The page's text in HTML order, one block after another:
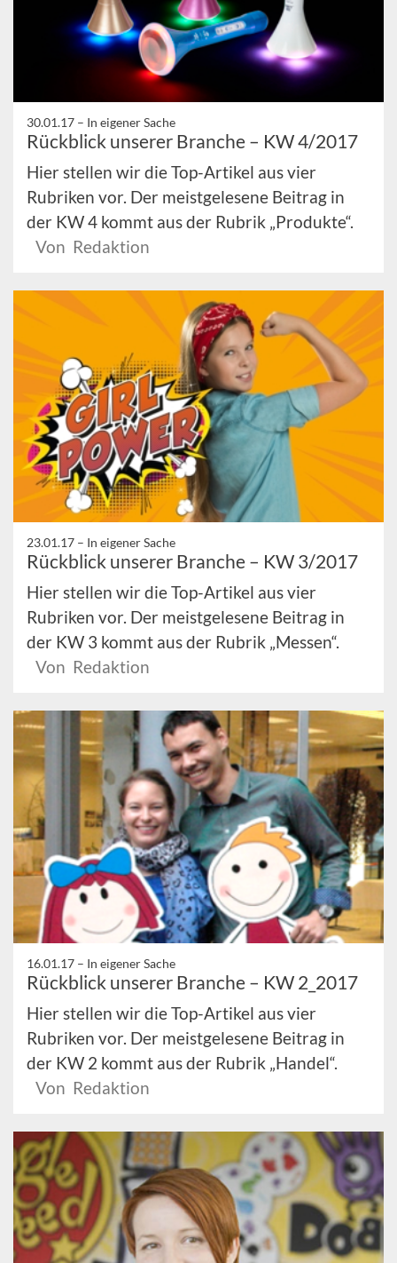
30.01.17 – In eigener Sache
Rückblick unserer Branche – KW 4/2017
Hier stellen wir die Top-Artikel aus vier
Rubriken vor. Der meistgelesene Beitrag in
der KW 4 kommt aus der Rubrik „Produkte“.
Von Redaktion
23.01.17 – In eigener Sache
Rückblick unserer Branche – KW 3/2017
Hier stellen wir die Top-Artikel aus vier
Rubriken vor. Der meistgelesene Beitrag in
der KW 3 kommt aus der Rubrik „Messen“.
Von Redaktion
16.01.17 – In eigener Sache
Rückblick unserer Branche – KW 2_2017
Hier stellen wir die Top-Artikel aus vier
Rubriken vor. Der meistgelesene Beitrag in
der KW 2 kommt aus der Rubrik „Handel“.
Von Redaktion